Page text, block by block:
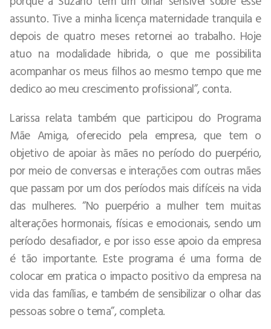
assunto. Tive a minha licença maternidade tranquila e
depois de quatro meses retornei ao trabalho. Hoje
atuo na modalidade hibrida, o que me possibilita
acompanhar os meus filhos ao mesmo tempo que me
dedico ao meu crescimento profissional”, conta.
Larissa relata também que participou do Programa
Mãe Amiga, oferecido pela empresa, que tem o
objetivo de apoiar às mães no período do puerpério,
por meio de conversas e interações com outras mães
que passam por um dos períodos mais difíceis na vida
das mulheres. “No puerpério a mulher tem muitas
alterações hormonais, físicas e emocionais, sendo um
período desafiador, e por isso esse apoio da empresa
é tão importante. Este programa é uma forma de
colocar em pratica o impacto positivo da empresa na
vida das famílias, e também de sensibilizar o olhar das
pessoas sobre o tema”, completa.